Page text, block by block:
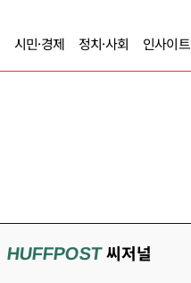
시민·경제 정치·사회 인사이트
HUFFPOST씨저널